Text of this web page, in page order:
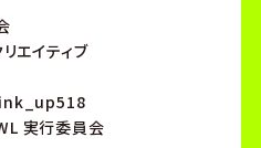
エイティブ
実行委員会